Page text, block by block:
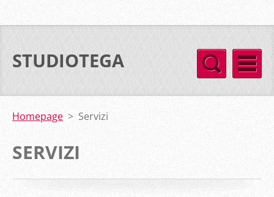
STUDIOTEGA
Homepage > Servizi
SERVIZI